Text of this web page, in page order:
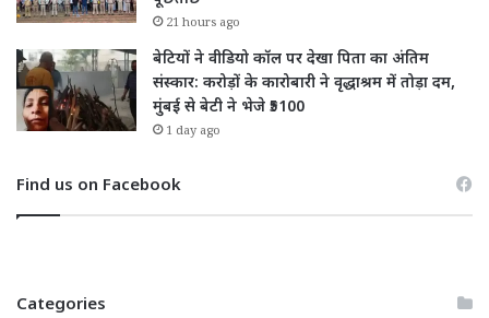
21 hours ago
बेटियों ने वीडियो कॉल पर देखा पिता का अंतिम
संस्कार: करोड़ों के कारोबारी ने वृद्धाश्रम में तोड़ा दम,
मुंबई से बेटी ने भेजे ₹5100
1 day ago
Find us on Facebook
Categories